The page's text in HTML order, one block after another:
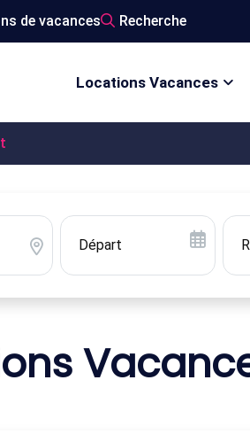
de vacances Recherche
Locations Vacances